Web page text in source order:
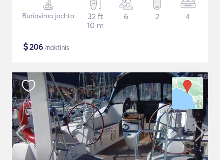
Buriavimo jachta
32 ft
10 m
6 2 4
$206 /naktinis